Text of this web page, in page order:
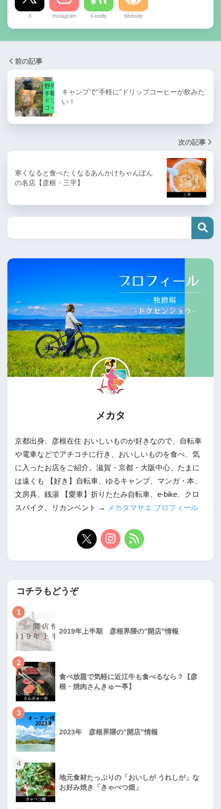
X Instagram Feedly Website
前の記事
キャンプで“手軽に”ドリップコーヒーが飲みた
い！
次の記事
寒くなると食べたくなるあんかけちゃんぽん
の名店【彦根・三平】
メカタ
京都出身、彦根在住 おいしいものが好きなので、自転車
や電車などでアチコチに行き、おいしいものを食べ、気
に入ったお店をご紹介。滋賀・京都・大阪中心、たまに
は遠くも 【好き】自転車、ゆるキャンプ、マンガ・本、
文房具、銭湯 【愛車】折りたたみ自転車、e-bike、クロ
スバイク、リカンベント → メカタマサエ プロフィール
コチラもどうぞ
1
2019年上半期 彦根界隈の”開店”情報
2
食べ放題で気軽に近江牛も食べるなら？【彦
根・焼肉さんきゅー亭】
3
2023年 彦根界隈の”開店”情報
4
地元食材たっぷりの「おいしが うれしが」な
お好み焼き「きゃべつ畑」